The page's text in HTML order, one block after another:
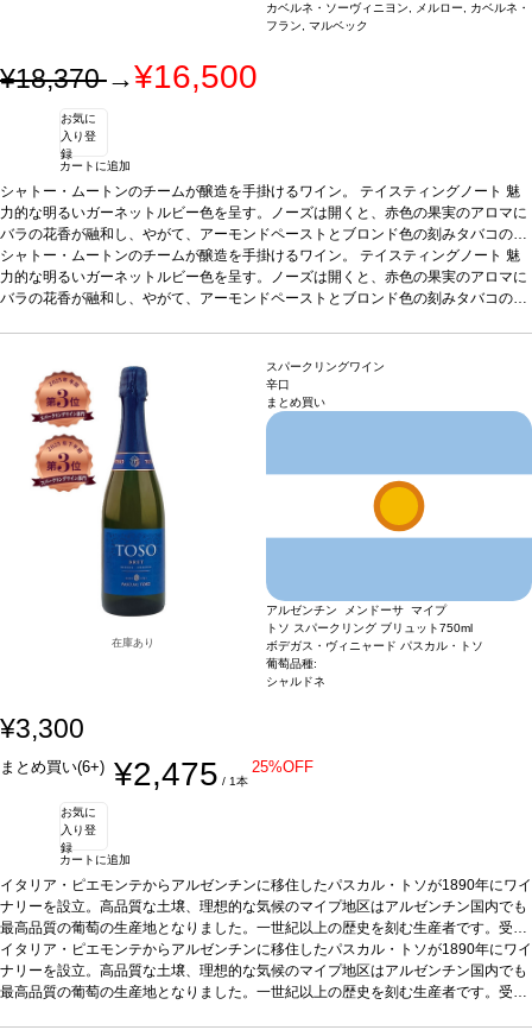
カベルネ・ソーヴィニヨン, メルロー, カベルネ・
フラン, マルベック
¥18,370→¥16,500
お気に
入り登
録
カートに追加
シャトー・ムートンのチームが醸造を手掛けるワイン。 テイスティングノート 魅
力的な明るいガーネットルビー色を呈す。ノーズは開くと、赤色の果実のアロマに
バラの花香が融和し、やがて、アーモンドペーストとブロンド色の刻みタバコの繊
細な含みが立ち上がる。しなやかでヴェルヴェットのようなアタックは心地よくフ
レッシュな風味の中頃で、洗練されたエレガントなタンニンを示し、濃縮感があ
り、コクのある印象を与える。ロースト、ココア、バニラとシーダーの含みと、野
ネ・ソーヴィニヨン
シャトー・ムートンのチームが醸造を手掛けるワイン。 テイスティングノート 魅
力的な明るいガーネットルビー色を呈す。ノーズは開くと、赤色の果実のアロマに
バラの花香が融和し、やがて、アーモンドペーストとブロンド色の刻みタバコの繊
り、コクのある印象を与える。ロースト、ココア、バニラとシーダーの含みと、野
生のベリー類の風味が融和した、ジューシーで余韻の長い後味が残る。
8%メルロ、22% カベルネ・フラン、13% シラー、10% マルベック、7% カベル
ネ・ソーヴィニヨン
在庫あり
スパークリングワイン
辛口
まとめ買い
アルゼンチン メンドーサ マイプ
トソ スパークリング ブリュット750ml
ボデガス・ヴィニャード パスカル・トソ
葡萄品種:
シャルドネ
¥3,300
まとめ買い(6+) ¥2,475 / 1本
25%OFF
お気に
入り登
録
カートに追加
イタリア・ピエモンテからアルゼンチンに移住したパスカル・トソが1890年にワイ
ナリーを設立。高品質な土壌、理想的な気候のマイプ地区はアルゼンチン国内でも
最高品質の葡萄の生産地となりました。一世紀以上の歴史を刻む生産者です。受賞
多数の本スパークリングは、緑と黄色がかった色合いで、すっきりして鮮やかなイ
ーストのブーケ。シャルドネが完璧なバランスを示します。フレッシュで、柔らか
くて優しい味わい。テイスティングノート少々緑色がかった、素晴らしく輝く淡
イタリア・ピエモンテからアルゼンチンに移住したパスカル・トソが1890年にワイ
ナリーを設立。高品質な土壌、理想的な気候のマイプ地区はアルゼンチン国内でも
最高品質の葡萄の生産地となりました。一世紀以上の歴史を刻む生産者です。受賞